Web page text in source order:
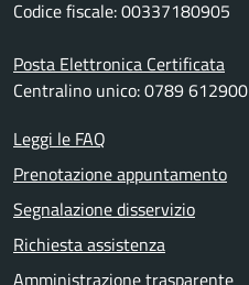
Codice fiscale: 00337180905
Posta Elettronica Certificata
Centralino unico: 0789 612900
Leggi le FAQ
Prenotazione appuntamento
Segnalazione disservizio
Richiesta assistenza
Amministrazione trasparente